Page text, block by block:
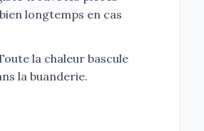
longtemps en cas
la chaleur bascule
la buanderie.